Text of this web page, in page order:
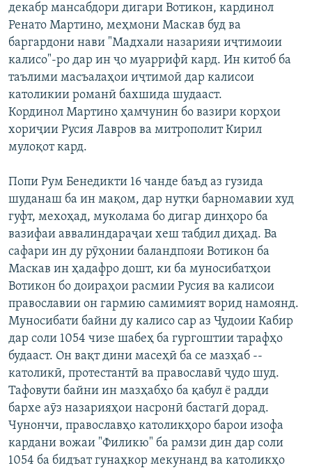
декабр мансабдори дигари Вотикон, кардинол
Ренато Мартино, меҳмони Маскав буд ва
баргардони нави "Мадхали назарияи иҷтимоии
калисо"-ро дар ин ҷо муаррифӣ кард. Ин китоб ба
таълими масъалаҳои иҷтимоӣ дар калисои
католикии романӣ бахшида шудааст.
Кординол Мартино ҳамчунин бо вазири корҳои
хориҷии Русия Лавров ва митрополит Кирил
мулоқот кард.
Попи Рум Бенедикти 16 чанде баъд аз гузида
шуданаш ба ин мақом, дар нутқи барномавии худ
гуфт, мехоҳад, муколама бо дигар динҳоро ба
вазифаи аввалиндараҷаи хеш табдил диҳад. Ва
сафари ин ду рӯҳонии баландпояи Вотикон ба
Маскав ин ҳадафро дошт, ки ба муносибатҳои
Вотикон бо доираҳои расмии Русия ва калисои
православии он гармию самимият ворид намоянд.
Муносибати байни ду калисо сар аз Ҷудоии Кабир
дар соли 1054 чизе шабеҳ ба гургоштии тарафҳо
будааст. Он вақт дини масеҳӣ ба се мазҳаб --
католикӣ, протестантӣ ва православӣ ҷудо шуд.
Тафовути байни ин мазҳабҳо ба қабул ё радди
бархе аӯз назарияҳои насронӣ бастагӣ дорад.
Чунончи, православҳо католикҳоро барои изофа
кардани вожаи "Филикю" ба рамзи дин дар соли
1054 ба бидъат гунаҳкор мекунанд ва католикҳо